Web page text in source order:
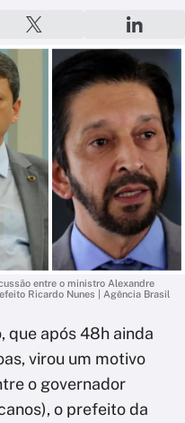
entre o ministro Alexandre
Ricardo Nunes | Agência Brasil
que após 48h ainda
virou um motivo
o governador
o prefeito da